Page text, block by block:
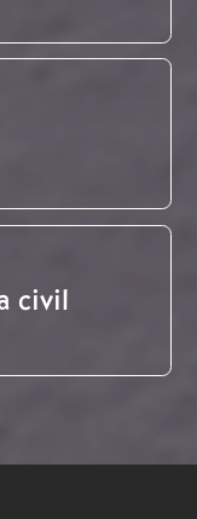
civil